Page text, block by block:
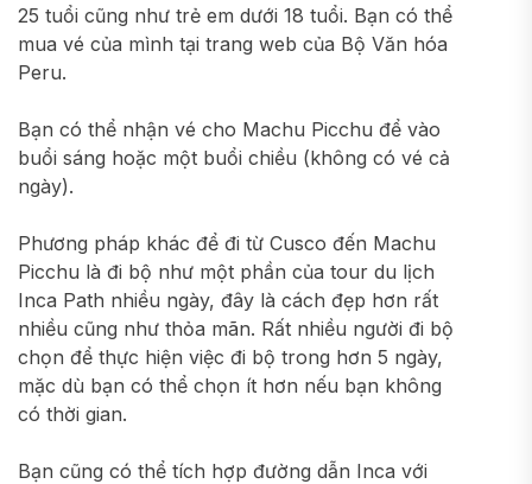
25 tuổi cũng như trẻ em dưới 18 tuổi. Bạn có thể
mua vé của mình tại trang web của Bộ Văn hóa
Peru.
Bạn có thể nhận vé cho Machu Picchu để vào
buổi sáng hoặc một buổi chiều (không có vé cả
ngày).
Phương pháp khác để đi từ Cusco đến Machu
Picchu là đi bộ như một phần của tour du lịch
Inca Path nhiều ngày, đây là cách đẹp hơn rất
nhiều cũng như thỏa mãn. Rất nhiều người đi bộ
chọn để thực hiện việc đi bộ trong hơn 5 ngày,
mặc dù bạn có thể chọn ít hơn nếu bạn không
có thời gian.
Bạn cũng có thể tích hợp đường dẫn Inca với